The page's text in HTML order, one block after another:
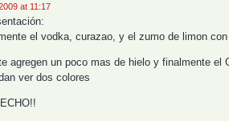
at 11:17
el vodka, curazao, y el zumo de limon
agregen un poco mas de hielo y finalmente el
ver dos colores